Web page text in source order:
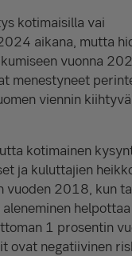
kotimaisilla vai
aikana, mutta
vuonna
menestyneet
viennin
kotimainen
ja kuluttajien
vuoden 2018, kun
helpottaa
1 prosentin
ovat negatiivinen